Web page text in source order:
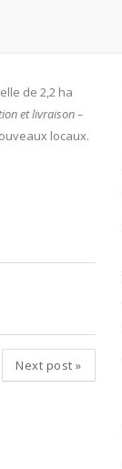
de 2,2 ha
et livraison –
locaux.
Next post »